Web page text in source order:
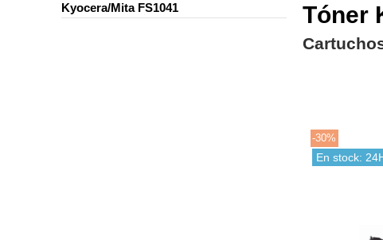
Kyocera/Mita FS1041 Tóner
-30%
En stock: